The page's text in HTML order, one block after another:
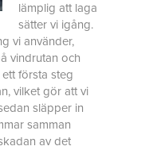
lämplig att laga
sätter vi igång.
vi använder,
vindrutan och
första steg
vilket gör att vi
släpper in
samman
av det